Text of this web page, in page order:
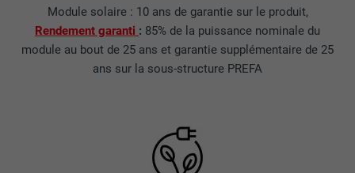
Module solaire : 10 ans de garantie sur le produit,
Rendement garanti : 85% de la puissance nominale du
module au bout de 25 ans et garantie supplémentaire de 25
ans sur la sous-structure PREFA